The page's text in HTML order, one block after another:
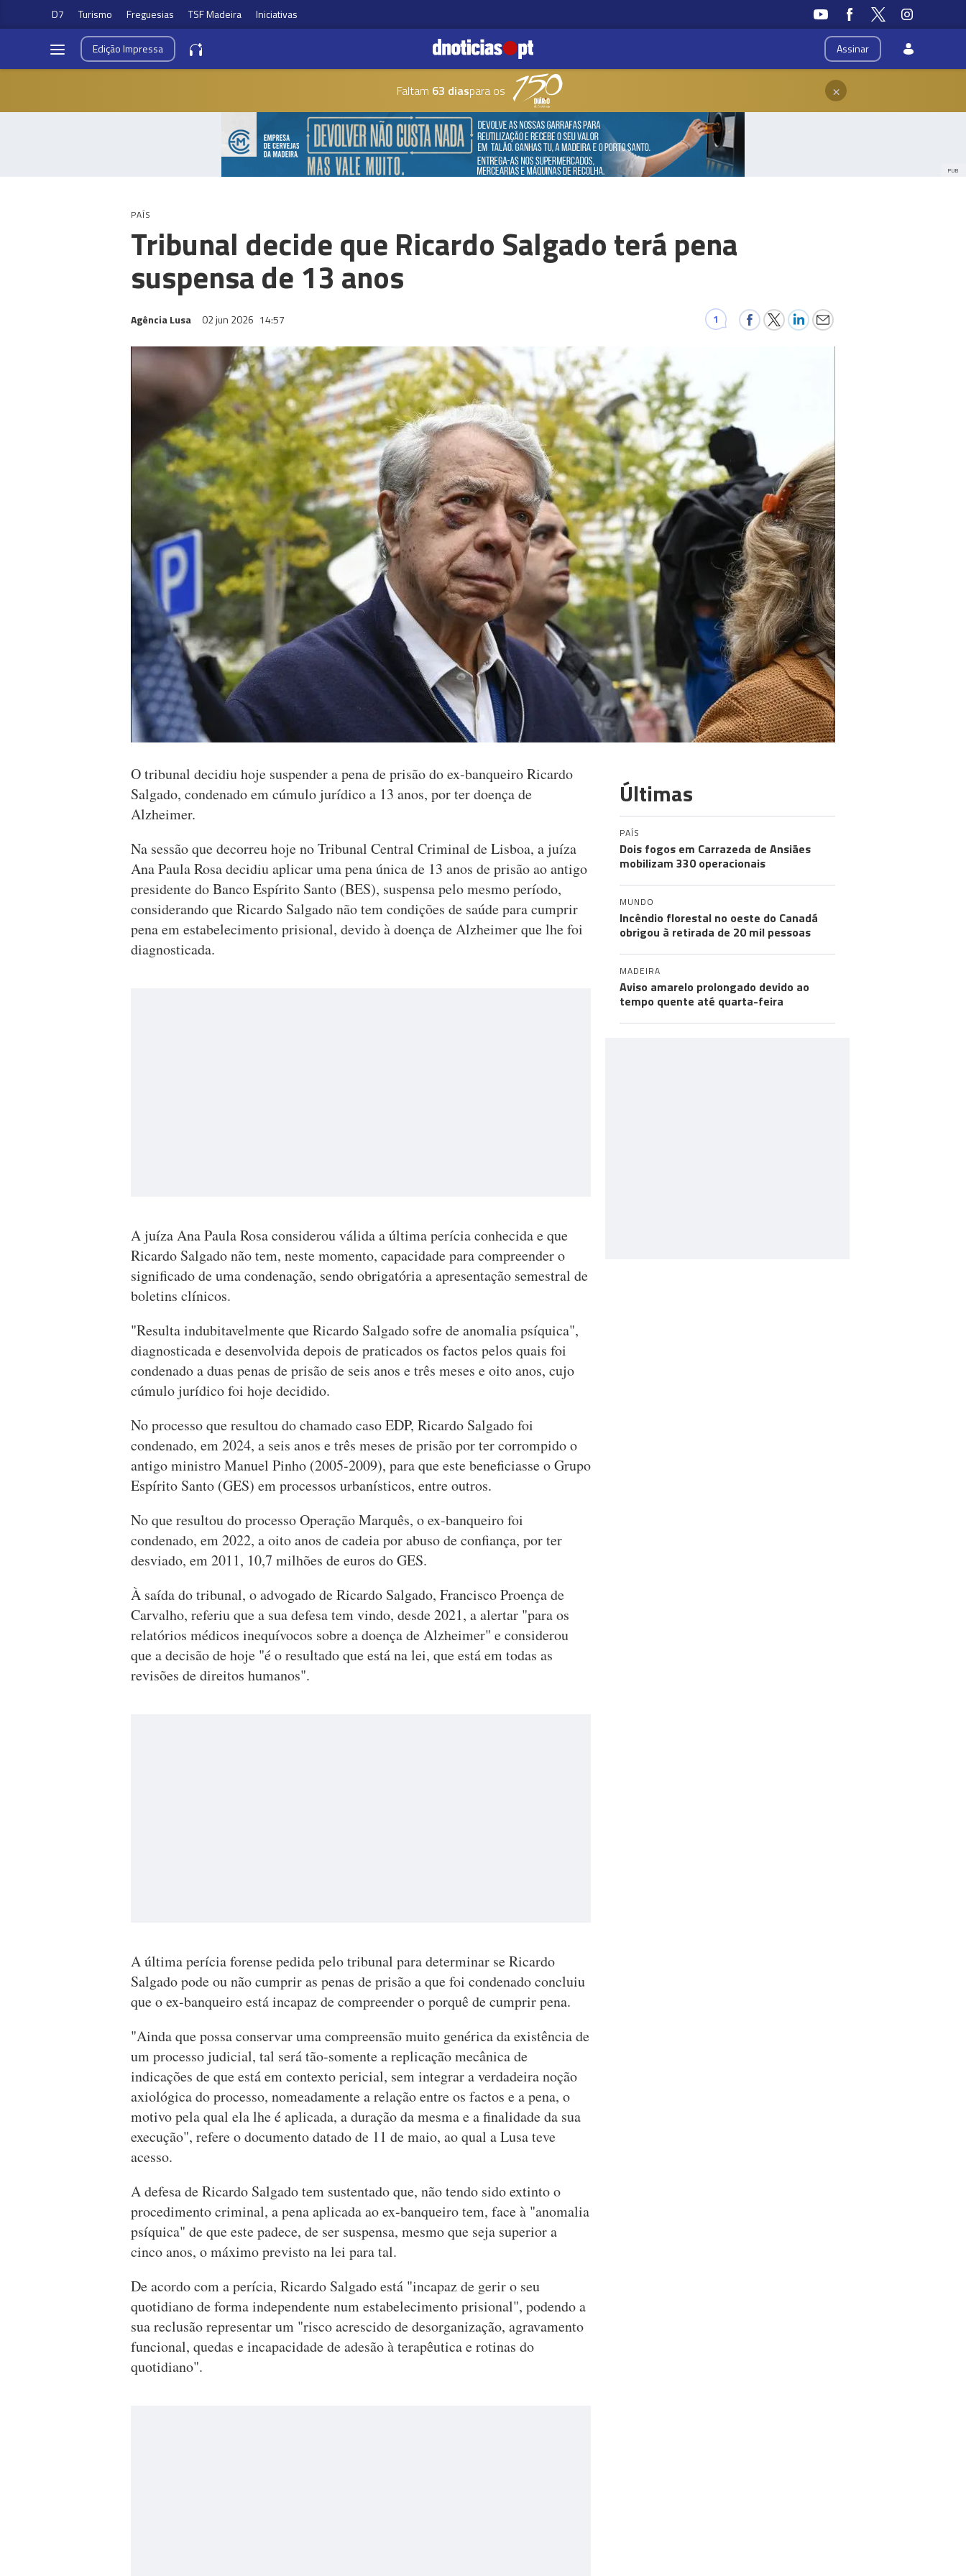
D7 Turismo Freguesias TSF Madeira Iniciativas
Assinar
EdiçãoImpressa
Faltam 63 diaspara os ×
PUB
PAÍS
Tribunal decide que Ricardo Salgado terá pena
suspensa de 13 anos
Agência Lusa 02 jun 2026 14:57 1
O tribunal decidiu hoje suspender a pena de prisão do ex-banqueiro Ricardo
Salgado, condenado em cúmulo jurídico a 13 anos, por ter doença de
Alzheimer.
Na sessão que decorreu hoje no Tribunal Central Criminal de Lisboa, a juíza
Ana Paula Rosa decidiu aplicar uma pena única de 13 anos de prisão ao antigo
presidente do Banco Espírito Santo (BES), suspensa pelo mesmo período,
considerando que Ricardo Salgado não tem condições de saúde para cumprir
pena em estabelecimento prisional, devido à doença de Alzheimer que lhe foi
diagnosticada.
A juíza Ana Paula Rosa considerou válida a última perícia conhecida e que
Ricardo Salgado não tem, neste momento, capacidade para compreender o
significado de uma condenação, sendo obrigatória a apresentação semestral de
boletins clínicos.
"Resulta indubitavelmente que Ricardo Salgado sofre de anomalia psíquica",
diagnosticada e desenvolvida depois de praticados os factos pelos quais foi
condenado a duas penas de prisão de seis anos e três meses e oito anos, cujo
cúmulo jurídico foi hoje decidido.
No processo que resultou do chamado caso EDP, Ricardo Salgado foi
condenado, em 2024, a seis anos e três meses de prisão por ter corrompido o
antigo ministro Manuel Pinho (2005-2009), para que este beneficiasse o Grupo
Espírito Santo (GES) em processos urbanísticos, entre outros.
No que resultou do processo Operação Marquês, o ex-banqueiro foi
condenado, em 2022, a oito anos de cadeia por abuso de confiança, por ter
desviado, em 2011, 10,7 milhões de euros do GES.
À saída do tribunal, o advogado de Ricardo Salgado, Francisco Proença de
Carvalho, referiu que a sua defesa tem vindo, desde 2021, a alertar "para os
relatórios médicos inequívocos sobre a doença de Alzheimer" e considerou
que a decisão de hoje "é o resultado que está na lei, que está em todas as
revisões de direitos humanos".
A última perícia forense pedida pelo tribunal para determinar se Ricardo
Salgado pode ou não cumprir as penas de prisão a que foi condenado concluiu
que o ex-banqueiro está incapaz de compreender o porquê de cumprir pena.
"Ainda que possa conservar uma compreensão muito genérica da existência de
um processo judicial, tal será tão-somente a replicação mecânica de
indicações de que está em contexto pericial, sem integrar a verdadeira noção
axiológica do processo, nomeadamente a relação entre os factos e a pena, o
motivo pela qual ela lhe é aplicada, a duração da mesma e a finalidade da sua
execução", refere o documento datado de 11 de maio, ao qual a Lusa teve
acesso.
A defesa de Ricardo Salgado tem sustentado que, não tendo sido extinto o
procedimento criminal, a pena aplicada ao ex-banqueiro tem, face à "anomalia
psíquica" de que este padece, de ser suspensa, mesmo que seja superior a
cinco anos, o máximo previsto na lei para tal.
De acordo com a perícia, Ricardo Salgado está "incapaz de gerir o seu
quotidiano de forma independente num estabelecimento prisional", podendo a
sua reclusão representar um "risco acrescido de desorganização, agravamento
funcional, quedas e incapacidade de adesão à terapêutica e rotinas do
quotidiano".
Últimas
PAÍS
Dois fogos em Carrazeda de Ansiães
mobilizam 330 operacionais
MUNDO
Incêndio florestal no oeste do Canadá
obrigou à retirada de 20 mil pessoas
MADEIRA
Aviso amarelo prolongado devido ao
tempo quente até quarta-feira